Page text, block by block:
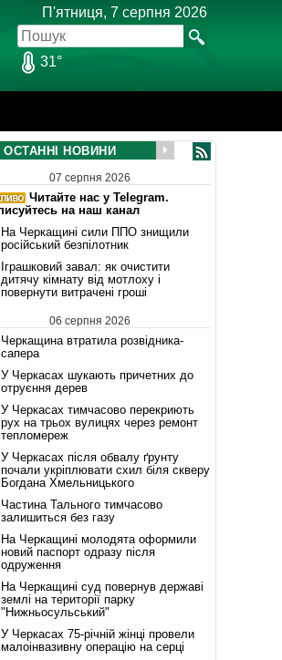
П'ятниця, 7 серпня 2026
31°
ОСТАННІ НОВИНИ
07 серпня 2026
Читайте нас у Telegram.
на наш канал
На Черкащині сили ППО знищили
російський безпілотник
Іграшковий завал: як очистити
дитячу кімнату від мотлоху і
повернути витрачені гроші
06 серпня 2026
Черкащина втратила розвідника-
сапера
У Черкасах шукають причетних до
отруєння дерев
У Черкасах тимчасово перекриють
рух на трьох вулицях через ремонт
тепломереж
У Черкасах після обвалу ґрунту
почали укріплювати схил біля скверу
Богдана Хмельницького
Частина Тального тимчасово
залишиться без газу
На Черкащині молодята оформили
новий паспорт одразу після
одруження
На Черкащині суд повернув державі
землі на території парку
"Нижньосульський"
У Черкасах 75-річній жінці провели
малоінвазивну операцію на серці